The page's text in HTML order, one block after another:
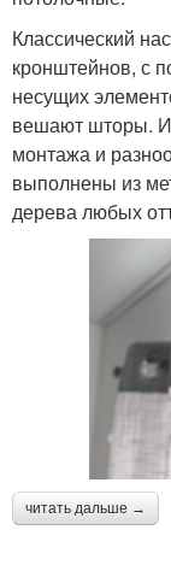
Классический
кронштейнов, с
несущих
вешают шторы.
монтажа и
выполнены из
дерева любых
читать дальше →